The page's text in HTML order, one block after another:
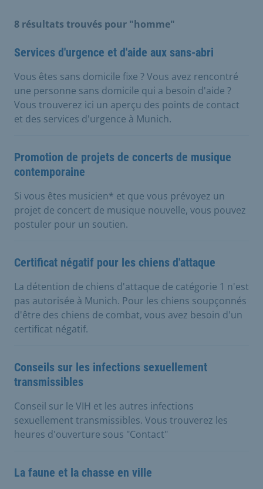
8 résultats trouvés pour "homme"
Services d'urgence et d'aide aux sans-abri
Vous êtes sans domicile fixe ? Vous avez rencontré
une personne sans domicile qui a besoin d'aide ?
Vous trouverez ici un aperçu des points de contact
et des services d'urgence à Munich.
Promotion de projets de concerts de musique
contemporaine
Si vous êtes musicien* et que vous prévoyez un
projet de concert de musique nouvelle, vous pouvez
postuler pour un soutien.
Certificat négatif pour les chiens d'attaque
La détention de chiens d'attaque de catégorie 1 n'est
pas autorisée à Munich. Pour les chiens soupçonnés
d'être des chiens de combat, vous avez besoin d'un
certificat négatif.
Conseils sur les infections sexuellement
transmissibles
Conseil sur le VIH et les autres infections
sexuellement transmissibles. Vous trouverez les
heures d'ouverture sous "Contact"
La faune et la chasse en ville